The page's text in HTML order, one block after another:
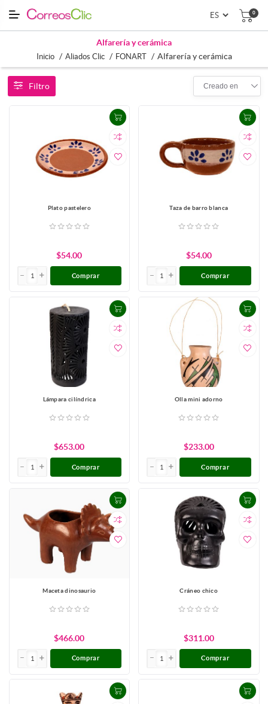
0
Alfarería y cerámica
Inicio / Aliados Clic / FONART / Alfarería y cerámica
Filtro Creado en
Plato pastelero
$54.00
Comprar
Taza de barro blanca
$54.00
Comprar
Lámpara cilíndrica
$653.00
Comprar
Olla mini adorno
$233.00
Comprar
Maceta dinosaurio
$466.00
Comprar
Cráneo chico
$311.00
Comprar